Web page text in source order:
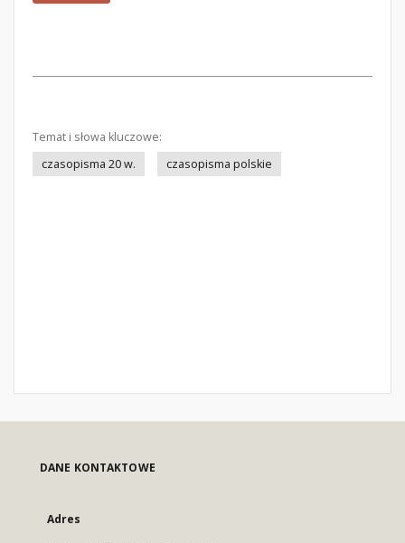
Temat i słowa kluczowe:
czasopisma 20 w.
czasopisma polskie
DANE KONTAKTOWE
Adres